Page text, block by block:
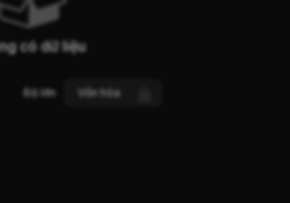
có dữ liệu
Độ lớn Vốn hóa